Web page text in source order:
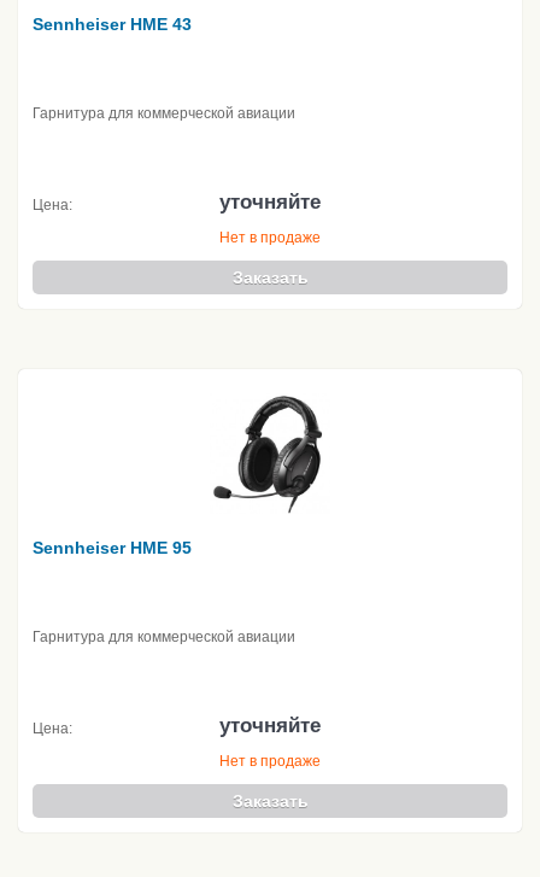
Sennheiser HME 43
Гарнитура для коммерческой авиации
Цена: уточняйте
Нет в продаже
Заказать
Sennheiser HME 95
Гарнитура для коммерческой авиации
Цена: уточняйте
Нет в продаже
Заказать